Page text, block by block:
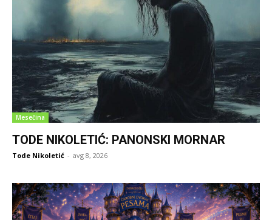
Mesečina
TODE NIKOLETIĆ: PANONSKI MORNAR
Tode Nikoletić - avg 8, 2026